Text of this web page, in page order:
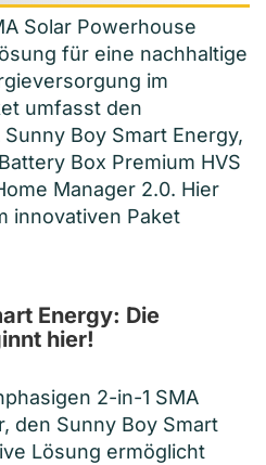
Solar Powerhouse
für eine nachhaltige
im
umfasst den
Boy Smart Energy,
Box Premium HVS
Manager 2.0. Hier
innovativen Paket
Energy: Die
hier!
2-in-1 SMA
den Sunny Boy Smart
Lösung ermöglicht